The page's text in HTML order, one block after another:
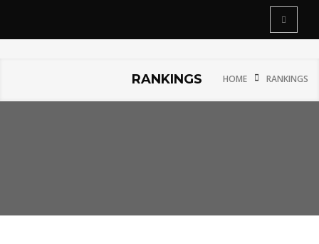
RANKINGS HOME RANKINGS